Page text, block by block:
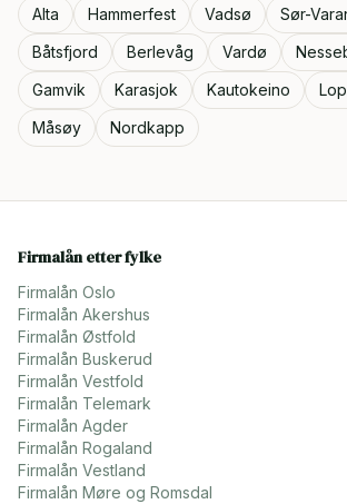
Alta Hammerfest Vadsø Sør-
Båtsfjord
Berlevåg Vardø
Gamvik
Karasjok Kautokeino
Måsøy
Nordkapp
Firmalån etter fylke
Firmalån Oslo
Firmalån Akershus
Firmalån Østfold
Firmalån Buskerud
Firmalån Vestfold
Firmalån Telemark
Firmalån Agder
Firmalån Rogaland
Firmalån Vestland
Firmalån Møre og Romsdal